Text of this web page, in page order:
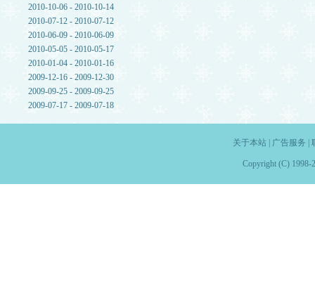
2010-10-06 - 2010-10-14
2010-07-12 - 2010-07-12
2010-06-09 - 2010-06-09
2010-05-05 - 2010-05-17
2010-01-04 - 2010-01-16
2009-12-16 - 2009-12-30
2009-09-25 - 2009-09-25
2009-07-17 - 2009-07-18
关于本站| 广告服务
Copyright (C) 1998-